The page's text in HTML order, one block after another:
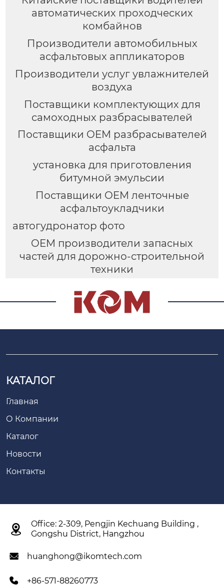
автоматических проходческих
комбайнов
Производители автомобильных
асфальтовых аппликаторов
Производители услуг увлажнителей
воздуха
Поставщики комплектующих для
самоходных разбрасывателей
Поставщики OEM разбрасывателей
асфальта
установка для приготовления
битумной эмульсии
Поставщики OEM ленточные
асфальтоукладчики
автогудронатор фото
OEM производители запасных
частей для дорожно-строительной
техники
КАТАЛОГ
Главная
О Компании
Каталог
Новости
Контакты

Office: 2-309, Pengjin Kechuang Building ,
Gongshu District, Hangzhou
 huanghong@ikomtech.com
 +86-571-88260773